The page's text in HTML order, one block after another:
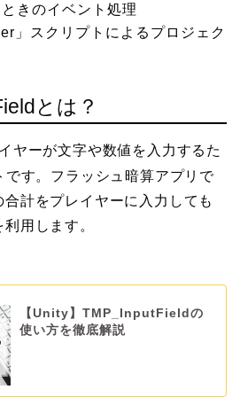
きのイベント処理
」スクリプトによるプロジェク
とは？
ヤーが文字や数値を入力するた
す。フラッシュ暗算アプリで
計をプレイヤーに入力しても
用します。
【Unity】TMP_InputFieldの
使い方を徹底解説